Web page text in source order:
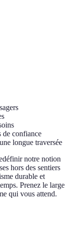
de confiance
longue traversée
notre notion
hors des sentiers
durable et
Prenez le large
qui vous attend.